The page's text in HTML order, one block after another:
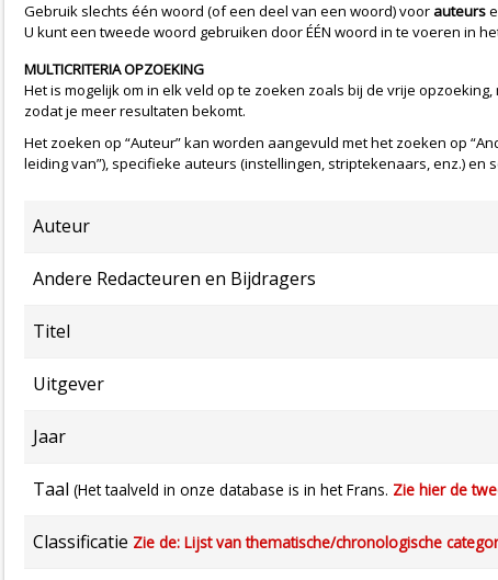
Gebruik slechts één woord (of een deel van een woord) voor auteurs
U kunt een tweede woord gebruiken door ÉÉN woord in te voeren in
MULTICRITERIA OPZOEKING
Het is mogelijk om in elk veld op te zoeken zoals bij de vrije
zodat je meer resultaten bekomt.
Het zoeken op “Auteur” kan worden aangevuld met het zoeken op
leiding van”), specifieke auteurs (instellingen, striptekenaars, enz.)
Auteur
Andere Redacteuren en Bijdragers
Titel
Uitgever
Jaar
Taal (Het taalveld in onze database is in het Frans. Zie hier de
Classificatie Zie de: Lijst van thematische/chronologische